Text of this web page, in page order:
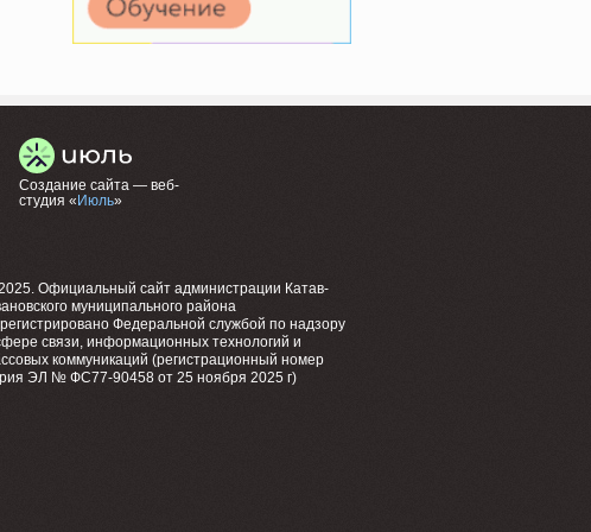
Создание сайта — веб-
студия « Июль»
Официальный сайт администрации Катав-
муниципального района
Федеральной службой по надзору
связи, информационных технологий и
коммуникаций (регистрационный номер
ЭЛ № ФС77-90458 от 25 ноября 2025 г)